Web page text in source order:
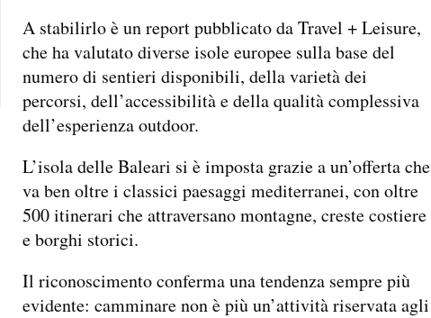
A stabilirlo è un report pubblicato da Travel + Leisure,
che ha valutato diverse isole europee sulla base del
numero di sentieri disponibili, della varietà dei
percorsi, dell’accessibilità e della qualità complessiva
dell’esperienza outdoor.
L’isola delle Baleari si è imposta grazie a un’offerta che
va ben oltre i classici paesaggi mediterranei, con oltre
500 itinerari che attraversano montagne, creste costiere
e borghi storici.
Il riconoscimento conferma una tendenza sempre più
evidente: camminare non è più un’attività riservata agli